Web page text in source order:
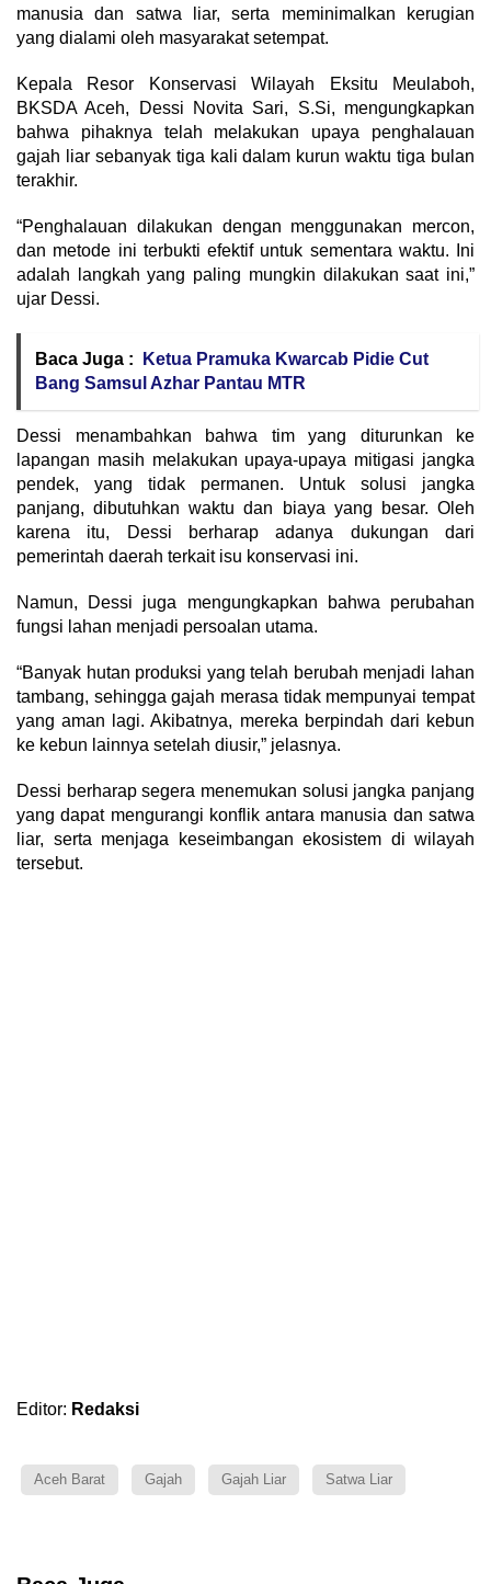
manusia dan satwa liar, serta meminimalkan kerugian
yang dialami oleh masyarakat setempat.
Kepala Resor Konservasi Wilayah Eksitu Meulaboh,
BKSDA Aceh, Dessi Novita Sari, S.Si, mengungkapkan
bahwa pihaknya telah melakukan upaya penghalauan
gajah liar sebanyak tiga kali dalam kurun waktu tiga bulan
terakhir.
“Penghalauan dilakukan dengan menggunakan mercon,
dan metode ini terbukti efektif untuk sementara waktu. Ini
adalah langkah yang paling mungkin dilakukan saat ini,”
ujar Dessi.
Baca Juga :
Ketua Pramuka Kwarcab Pidie Cut
Bang Samsul Azhar Pantau MTR
Dessi menambahkan bahwa tim yang diturunkan ke
lapangan masih melakukan upaya-upaya mitigasi jangka
pendek, yang tidak permanen. Untuk solusi jangka
panjang, dibutuhkan waktu dan biaya yang besar. Oleh
karena itu, Dessi berharap adanya dukungan dari
pemerintah daerah terkait isu konservasi ini.
Namun, Dessi juga mengungkapkan bahwa perubahan
fungsi lahan menjadi persoalan utama.
“Banyak hutan produksi yang telah berubah menjadi lahan
tambang, sehingga gajah merasa tidak mempunyai tempat
yang aman lagi. Akibatnya, mereka berpindah dari kebun
ke kebun lainnya setelah diusir,” jelasnya.
Dessi berharap segera menemukan solusi jangka panjang
yang dapat mengurangi konflik antara manusia dan satwa
liar, serta menjaga keseimbangan ekosistem di wilayah
tersebut.
Editor: Redaksi
Aceh Barat Gajah Gajah Liar Satwa Liar